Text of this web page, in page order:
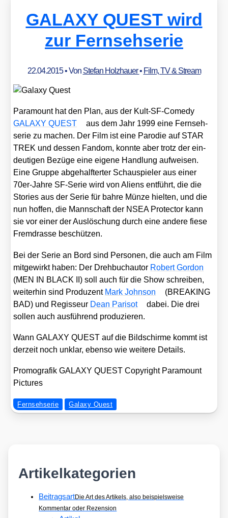
GALAXY QUEST wird
zur Fernsehserie
22.04.2015• Von Stefan Holzhauer• Film, TV & Stream
Para­mount hat den Plan, aus der Kult-SF-Come­dy
GALAXY QUEST
aus dem Jahr 1999 eine Fern­seh­
se­rie zu machen. Der Film ist eine Par­odie auf STAR
TREK und des­sen Fan­dom, konn­te aber trotz der ein­
deu­ti­gen Bezü­ge eine eige­ne Hand­lung auf­wei­sen.
Eine Grup­pe abge­half­ter­ter Schau­spie­ler aus einer
70er-Jah­re SF-Serie wird von Ali­ens ent­führt, die die
Sto­ries aus der Serie für bah­re Mün­ze hiel­ten, und die
nun hof­fen, die Mann­schaft der NSEA Pro­tec­tor kann
sie vor einer der Aus­lö­schung durch eine ande­re fie­se
Fremd­ras­se beschüt­zen.
Bei der Serie an Bord sind Per­so­nen, die auch am Film
mit­ge­wirkt haben: Der Dreh­buch­au­tor Robert Gor­don
(MEN IN BLACK II) soll auch für die Show schrei­ben,
wei­ter­hin sind Pro­du­zent Mark John­son
(BREAKING
BAD) und Regis­seur Dean Par­isot
dabei. Die drei
sol­len auch aus­füh­rend pro­du­zie­ren.
Wann GALAXY QUEST auf die Bild­schir­me kommt ist
der­zeit noch unklar, eben­so wie wei­te­re Details.
Pro­mo­gra­fik GALAXY QUEST Copy­right Para­mount
Pic­tures
Fernsehserie Galaxy Quest
Artikelkategorien
BeitragsartDie Art des Artikels, also beispielsweise
Kommentar oder Rezension